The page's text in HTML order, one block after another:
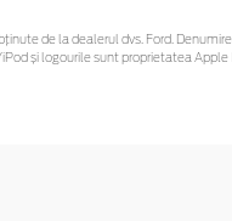
de la dealerul dvs. Ford.
și logourile sunt proprietatea